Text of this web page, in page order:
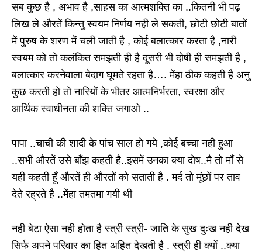
सब कुछ है , अभाव है ,साहस का आत्मशक्ति का ..कितनी भी पढ़
लिख ले औरतें किन्तु स्वयम निर्णय नही ले सकती, छोटी छोटी बातों
में पुरुष के शरण में चली जाती है , कोई बलात्कार करता है ,नारी
स्वयम को तो कलंकित समझती ही है दूसरी भी दोषी ही समझती है ,
बलात्कार करनेवाला बेदाग घूमते रहता है…. मेंहा ठीक कहती है अनु
कुछ करती हो तो नारियों के भीतर आत्मनिर्भरता, स्वरक्षा और
आर्थिक स्वाधीनता की शक्ति जगाओ ..
पापा ..चाची की शादी के पांच साल हो गये ,कोई बच्चा नही हुआ
..सभी औरतें उसे बाँझ कहती है..इसमें उनका क्या दोष..मै तो माँ से
यही कहती हूँ औरतें ही औरतों को सताती है . मर्द तो मूंछों पर ताव
देते रह्रते है ..मेंहा तमतमा गयी थी
नही बेटा ऐसा नही होता है स्त्री स्त्री- जाति के सुख दुःख नही देख
सिर्फ अपने परिवार का हित अहित देखती है . स्त्री ही क्यों ..क्या